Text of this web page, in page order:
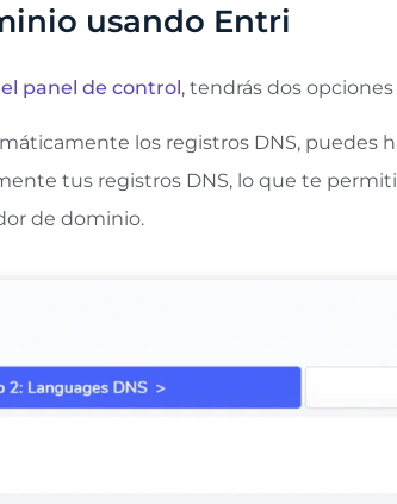
usando Entri
panel de control, tendrás dos
los registros DNS, puedes
tus registros DNS, lo que te
de dominio.